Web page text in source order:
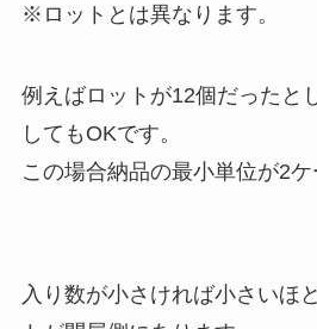
※ロットとは異なります。
例えばロットが12個だったと
してもOKです。
この場合納品の最小単位が2ケ
入り数が小さければ小さいほ